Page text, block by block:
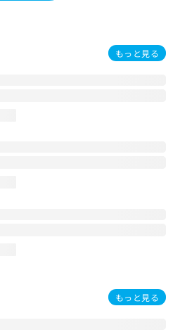
もっと見る
もっと見る